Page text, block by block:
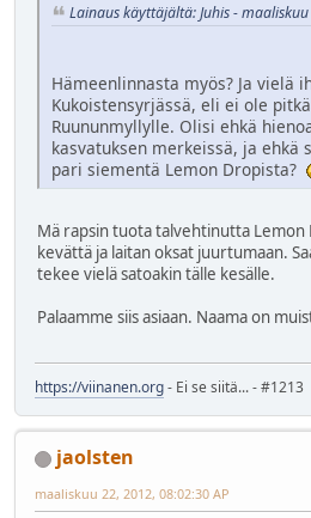
Lainaus käyttäjältä: Juhis -
Hämeenlinnasta myös? Ja vielä
Kukoistensyrjässä, eli ei ole
Ruununmyllylle. Olisi ehkä
kasvatuksen merkeissä, ja ehkä
pari siementä Lemon Dropista?
Mä rapsin tuota talvehtinutta Lemon
kevättä ja laitan oksat juurtumaan.
tekee vielä satoakin tälle kesälle.
Palaamme siis asiaan. Naama on
https://viinanen.org- Ei se siitä... - #1213
jaolsten
maaliskuu 22, 2012, 08:02:30 AP